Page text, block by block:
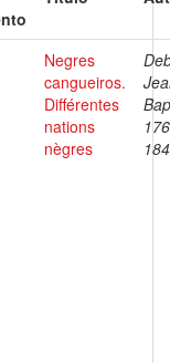
Negres
cangueiros.
Différentes
nations
nègres